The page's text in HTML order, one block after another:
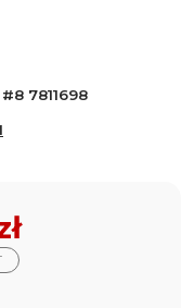
7811698